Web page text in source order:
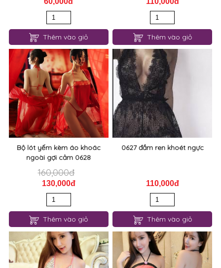
0769 đầm ngủ ren thượng hải
quyến rũ
80,000đ
60,000đ
Thêm vào giỏ
0651 đầm ngủ ren hở lưng
quyến rủ
110,000đ
Thêm vào giỏ
Bộ lót yếm kèm áo khoác
ngoài gợi cảm 0628
0627 đầm ren khoét ngực